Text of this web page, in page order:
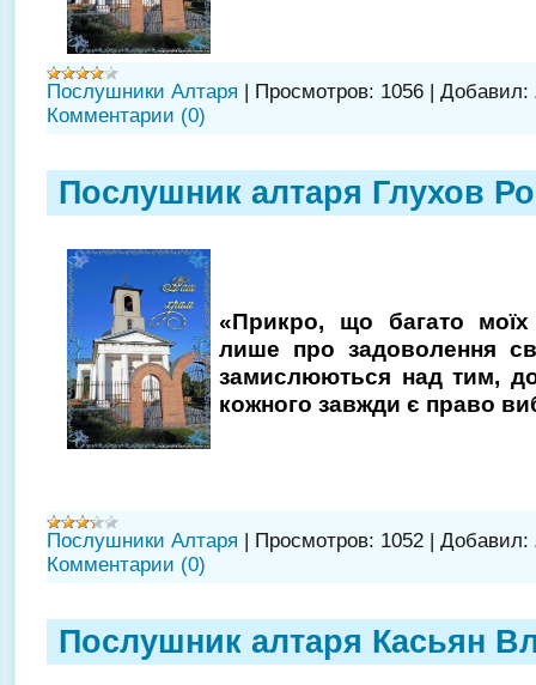
Послушники Алтаря | Просмотров: 1056 | Добавил:
Комментарии (0)
Послушник алтаря Глухов
«Прикро, що багато моїх
лише про задоволення
замислюються над тим,
кожного завжди є право
Послушники Алтаря | Просмотров: 1052 | Добавил:
Комментарии (0)
Послушник алтаря Касьян